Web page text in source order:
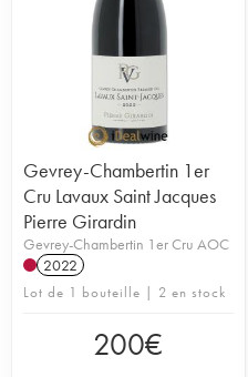
Gevrey-Chambertin 1er
Cru Lavaux Saint Jacques
Pierre Girardin
Gevrey-Chambertin 1er Cru AOC
2022
Lot de 1 bouteille | 2 en stock
200€